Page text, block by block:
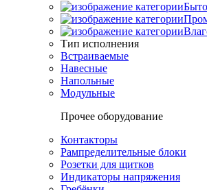
Тип исполнения
Встраиваемые
Навесные
Напольные
Модульные
Прочее оборудование
Контакторы
Рампределительные блоки
Розетки для щитков
Индикаторы напряжения